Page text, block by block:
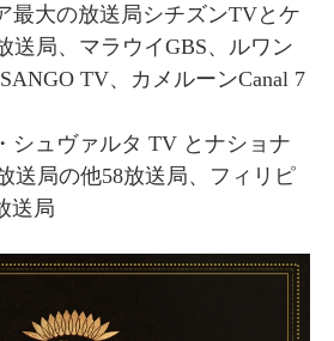
最大の放送局シチズンTVとケ
送局、マラウイGBS、ルワン
TV、カメルーンCanal 7
シュヴァルタ TV とナショナ
送局の他58放送局、フィリピ
送局